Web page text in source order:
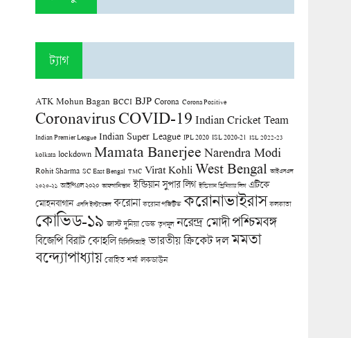
ট্যাগ
ATK Mohun Bagan BCCI BJP Corona Corona Positive
CoronavirusCOVID-19 Indian Cricket Team
Indian Premier League Indian Super League IPL 2020 ISL 2020-21 ISL 2022-23
kolkata lockdown Mamata Banerjee Narendra Modi
Rohit Sharma SC East Bengal TMC Virat Kohli West Bengal আইএসএল
২০২০-২১ আইপিএল ২০২০ আফগানিস্তান ইন্ডিয়ান সুপার লিগ ইন্ডিয়ান প্রিমিয়ার লিগ এটিকে
মোহনবাগান এসসি ইস্টবেঙ্গল করোনা করোনা পজিটিভ করোনাভাইরাস কলকাতা
কোভিড-১৯ জাস্ট দুনিয়া ডেস্ক তৃণমূল নরেন্দ্র মোদী পশ্চিমবঙ্গ
বিজেপি বিরাট কোহলি বিসিসিআই ভারতীয় ক্রিকেট দল মমতা
বন্দ্যোপাধ্যায় রোহিত শর্মা লকডাউন